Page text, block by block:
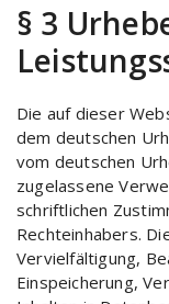
§ 3
Die auf dieser
dem deutschen
vom deutschen
zugelassene
schriftlichen
Rechteinhabers.
Vervielfältigung,
Einspeicherung,